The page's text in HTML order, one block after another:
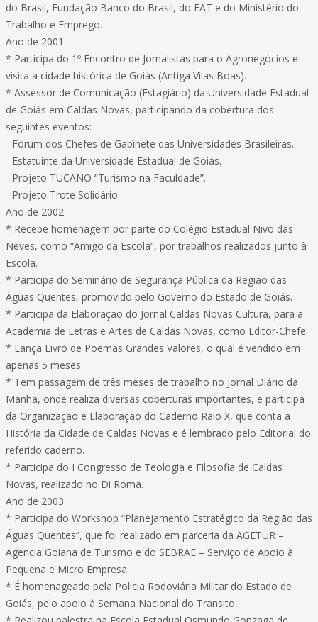
do Brasil, Fundação Banco do Brasil, do FAT e do Ministério do
Trabalho e Emprego.
Ano de 2001
* Participa do 1º Encontro de Jornalistas para o Agronegócios e
visita a cidade histórica de Goiás (Antiga Vilas Boas).
* Assessor de Comunicação (Estagiário) da Universidade Estadual
de Goiás em Caldas Novas, participando da cobertura dos
seguintes eventos:
- Fórum dos Chefes de Gabinete das Universidades Brasileiras.
- Estatuinte da Universidade Estadual de Goiás.
- Projeto TUCANO “Turismo na Faculdade”.
- Projeto Trote Solidário.
Ano de 2002
* Recebe homenagem por parte do Colégio Estadual Nivo das
Neves, como “Amigo da Escola”, por trabalhos realizados junto à
Escola.
* Participa do Seminário de Segurança Pública da Região das
Águas Quentes, promovido pelo Governo do Estado de Goiás.
* Participa da Elaboração do Jornal Caldas Novas Cultura, para a
Academia de Letras e Artes de Caldas Novas, como Editor-Chefe.
* Lança Livro de Poemas Grandes Valores, o qual é vendido em
apenas 5 meses.
* Tem passagem de três meses de trabalho no Jornal Diário da
Manhã, onde realiza diversas coberturas importantes, e participa
da Organização e Elaboração do Caderno Raio X, que conta a
História da Cidade de Caldas Novas e é lembrado pelo Editorial do
referido caderno.
* Participa do I Congresso de Teologia e Filosofia de Caldas
Novas, realizado no Di Roma.
Ano de 2003
* Participa do Workshop “Planejamento Estratégico da Região das
Águas Quentes”, que foi realizado em parceria da AGETUR –
Agencia Goiana de Turismo e do SEBRAE – Serviço de Apoio à
Pequena e Micro Empresa.
* É homenageado pela Policia Rodoviária Militar do Estado de
Goiás, pelo apoio à Semana Nacional do Transito.